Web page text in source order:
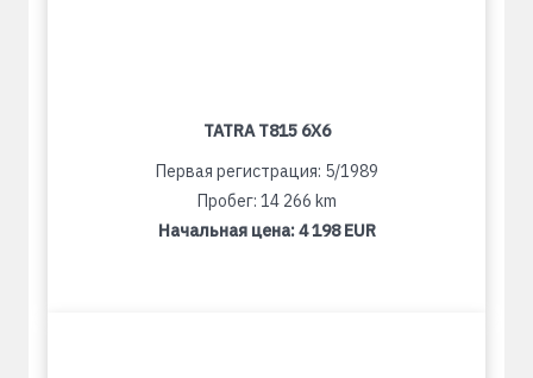
TATRA T815 6X6
Первая регистрация: 5/1989
Пробег: 14 266 km
Начальная цена:4 198 EUR